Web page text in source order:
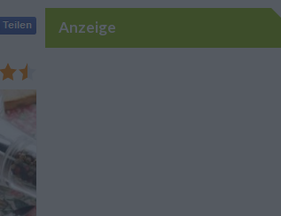
Anzeige